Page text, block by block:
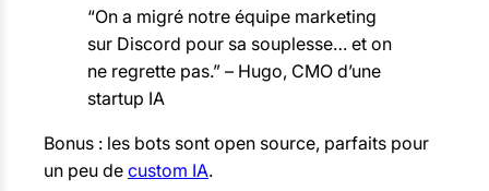
“On a migré notre équipe marketing
sur Discord pour sa souplesse… et on
ne regrette pas.” – Hugo, CMO d’une
startup IA
Bonus : les bots sont open source, parfaits pour
un peu de custom IA.